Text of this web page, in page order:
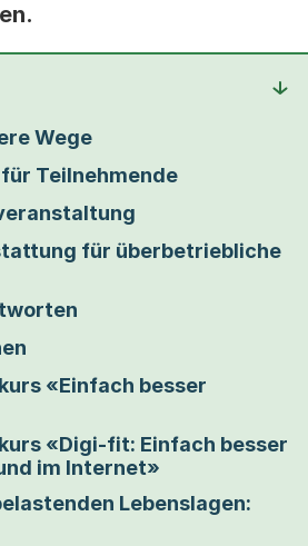
Wege
Teilnehmende
für überbetriebliche
«Einfach besser
«Digi-fit: Einfach besser
im Internet»
Lebenslagen: